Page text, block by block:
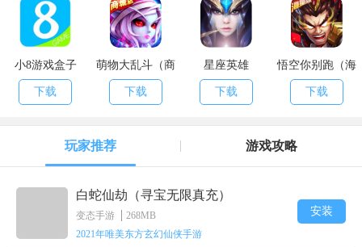
小8游戏盒子
下载
萌物大乱斗（商
城特权）
下载
星座英雄
下载
悟空你别跑（海
量特权）
下载
玩家推荐 游戏攻略
白蛇仙劫（寻宝无限真充）
变态手游
268MB
2021年唯美东方玄幻仙侠手游
安装